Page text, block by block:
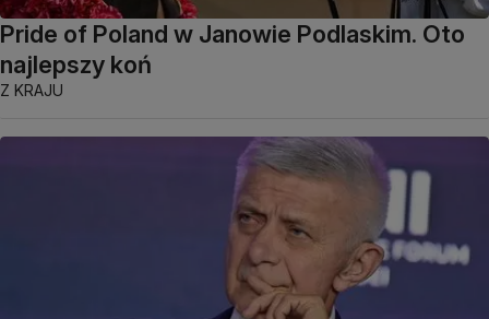
Pride of Poland w Janowie Podlaskim. Oto
najlepszy koń
Z KRAJU